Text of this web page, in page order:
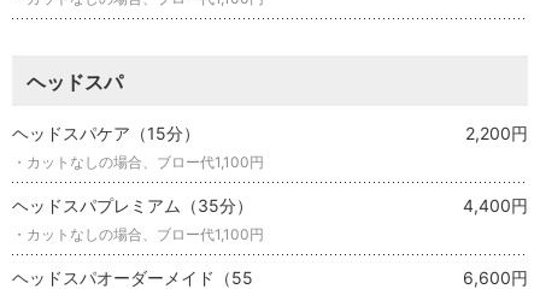
ヘッドスパ
ヘッドスパケア（15分） 2,200円
・カットなしの場合、ブロー代1,100円
ヘッドスパプレミアム（35分） 4,400円
・カットなしの場合、ブロー代1,100円
ヘッドスパオーダーメイド（55
6,600円